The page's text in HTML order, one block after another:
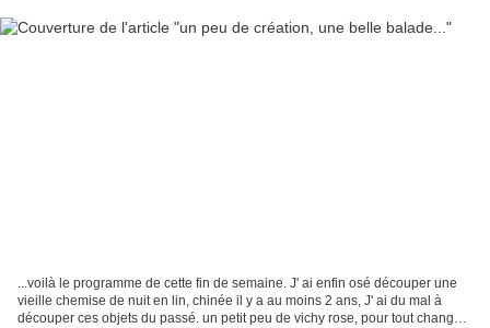
...voilà le programme de cette fin de semaine. J' ai enfin osé découper une
vieille chemise de nuit en lin, chinée il y a au moins 2 ans, J' ai du mal à
découper ces objets du passé. un petit peu de vichy rose, pour tout changer !